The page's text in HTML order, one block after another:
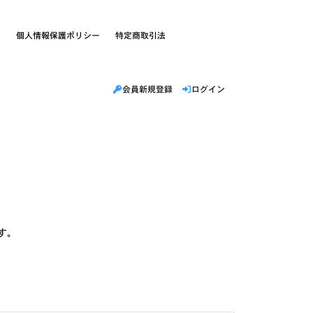
個人情報保護ポリシー 特定商取引法
ログイン
会員新規登録